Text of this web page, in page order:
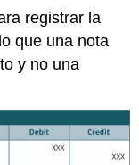
registrar la
que una nota
y no una